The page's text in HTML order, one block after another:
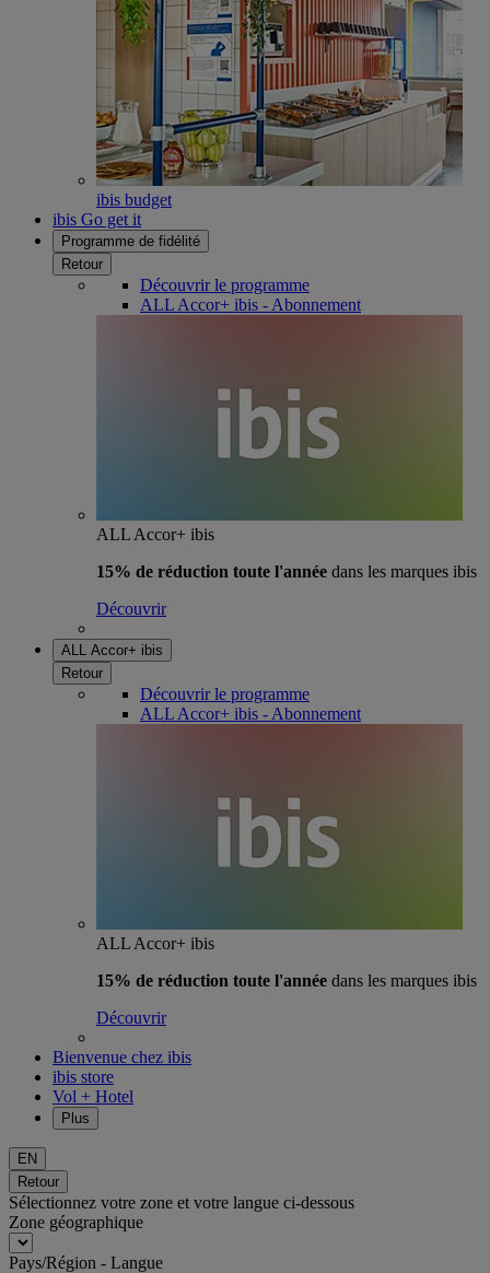
ibis budget
ibis Go get it
Programme de fidélité
Retour
Découvrir le programme
ALL Accor+ ibis - Abonnement
ALL Accor+ ibis
15% de réduction toute l'année dans les marques ibis
Découvrir
ALL Accor+ ibis
Retour
Découvrir le programme
ALL Accor+ ibis - Abonnement
ALL Accor+ ibis
15% de réduction toute l'année dans les marques ibis
Découvrir
Bienvenue chez ibis
ibis store
Vol + Hotel
Plus
EN
Retour
Sélectionnez votre zone et votre langue ci-dessous
Zone géographique
Pays/Région - Langue